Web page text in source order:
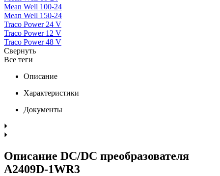
Mean Well 100-24
Mean Well 150-24
Traco Power 24 V
Traco Power 12 V
Traco Power 48 V
Свернуть
Все теги
Описание
Характеристики
Документы
Описание DC/DC преобразователя
A2409D-1WR3